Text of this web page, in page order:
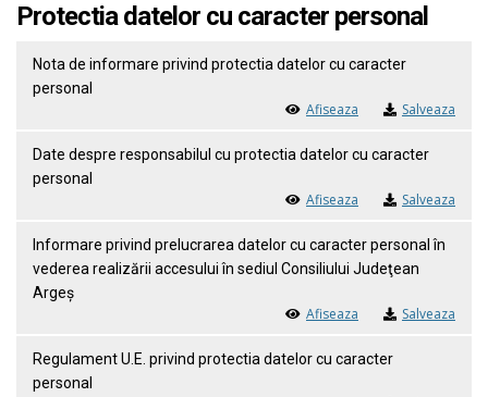
Protectia datelor cu caracter personal
Nota de informare privind protectia datelor cu caracter
personal
Afiseaza Salveaza
Date despre responsabilul cu protectia datelor cu caracter
personal
Afiseaza Salveaza
Informare privind prelucrarea datelor cu caracter personal în
vederea realizării accesului în sediul Consiliului Judeţean
Argeş
Afiseaza Salveaza
Regulament U.E. privind protectia datelor cu caracter
personal